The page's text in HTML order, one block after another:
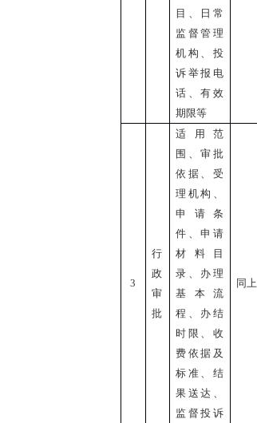
目、日常
监督管理
机构、投
诉举报电
话、有效
期限等
3
行
政
审
批
适用范
围、审批
依据、受
理机构、
申请条
件、申请
材料目
录、办理
基本流
程、办结
时限、收
费依据及
标准、结
果送达、
监督投诉
同上